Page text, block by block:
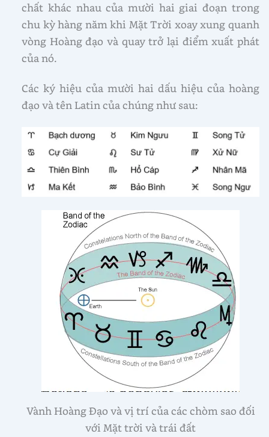
chất khác nhau của mười hai giai đoạn trong
chu kỳ hàng năm khi Mặt Trời xoay xung quanh
vòng Hoàng đạo và quay trở lại điểm xuất phát
của nó.
Các ký hiệu của mười hai dấu hiệu của hoàng
đạo và tên Latin của chúng như sau:
Vành Hoàng Đạo và vị trí của các chòm sao đối
với Mặt trời và trái đất